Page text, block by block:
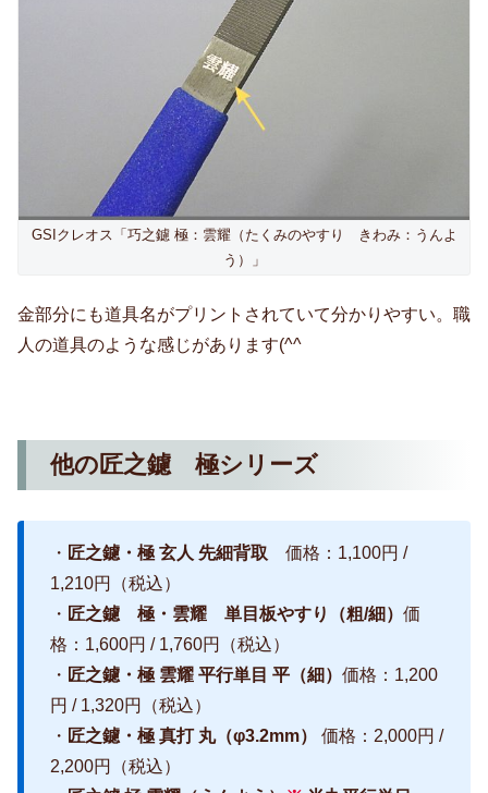
GSIクレオス「巧之鑢 極：雲耀（たくみのやすり きわみ：うんよ
う）」
金部分にも道具名がプリントされていて分かりやすい。職
人の道具のような感じがあります(^^ゞ
他の匠之鑢 極シリーズ
・ 匠之鑢・極 玄人 先細背取 価格：1,100円 /
1,210円（税込）
・ 匠之鑢 極・雲耀 単目板やすり（粗/細） 価
格：1,600円 / 1,760円（税込）
・ 匠之鑢・極 雲耀 平行単目 平（細） 価格：1,200
円 / 1,320円（税込）
・ 匠之鑢・極 真打 丸（φ3.2mm）
価格：2,000円 /
2,200円（税込）